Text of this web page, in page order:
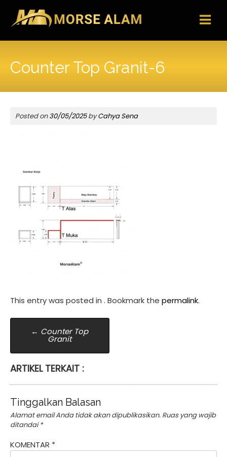
content
Counter Top Granit-6
Posted on30/05/2025byCahya Sena
This entry was posted in . Bookmark the permalink.
Post
navigation
← Counter Top
Granit
ARTIKEL TERKAIT :
Tinggalkan Balasan
Alamat email Anda tidak akan dipublikasikan. Ruas yang wajib
ditandai*
KOMENTAR *